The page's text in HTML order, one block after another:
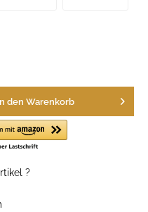
den Warenkorb
?